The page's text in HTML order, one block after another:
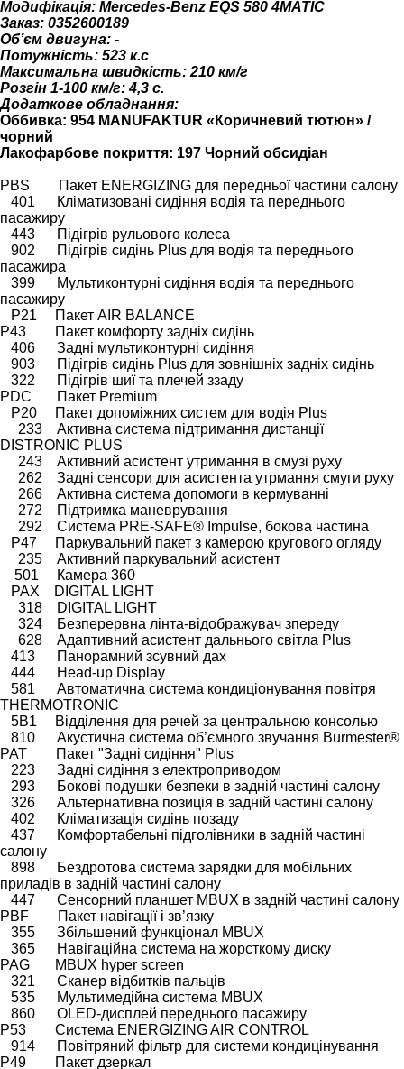
Модифікація: Mercedes-Benz EQS 580 4MATIC
Заказ: 0352600189
Об’єм двигуна: -
Потужність: 523 к.с
Максимальна швидкість: 210 км/г
Розгін 1-100 км/г: 4,3 с.
Додаткове обладнання:
Оббивка: 954 MANUFAKTUR «Коричневий тютюн» /
чорний
Лакофарбове покриття: 197 Чорний обсидіан
PBS Пакет ENERGIZING для передньої частини салону
401 Кліматизовані сидіння водія та переднього
пасажиру
443 Підігрів рульового колеса
902 Підігрів сидінь Plus для водія та переднього
пасажира
399 Мультиконтурні сидіння водія та переднього
пасажиру
P21 Пакет AIR BALANCE
P43 Пакет комфорту задніх сидінь
406 Задні мультиконтурні сидіння
903 Підігрів сидінь Plus для зовнішніх задніх сидінь
322 Підігрів шиї та плечей ззаду
PDC Пакет Premium
P20 Пакет допоміжних систем для водія Plus
233 Активна система підтримання дистанції
DISTRONIC PLUS
243 Активний асистент утримання в смузі руху
262 Задні сенсори для асистента утрмання смуги руху
266 Активна система допомоги в кермуванні
272 Підтримка маневрування
292 Система PRE-SAFE® Impulse, бокова частина
P47 Паркувальний пакет з камерою кругового огляду
235 Активний паркувальний асистент
501 Камера 360
PAX DIGITAL LIGHT
318 DIGITAL LIGHT
324 Безперервна лінта-відображувач зпереду
628 Адаптивний асистент дальнього світла Plus
413 Панорамний зсувний дах
444 Head-up Display
581 Автоматична система кондиціонування повітря
THERMOTRONIC
5B1 Відділення для речей за центральною консолью
810 Акустична система об’ємного звучання Burmester®
PAT Пакет "Задні сидіння" Plus
223 Задні сидіння з електроприводом
293 Бокові подушки безпеки в задній частині салону
326 Альтернативна позиція в задній частині салону
402 Кліматизація сидінь позаду
437 Комфортабельні підголівники в задній частині
салону
898 Бездротова система зарядки для мобільних
приладів в задній частині салону
447 Сенсорний планшет MBUX в задній частині салону
PBF Пакет навігації і зв’язку
355 Збільшений функціонал MBUX
365 Навігаційна система на жорсткому диску
PAG MBUX hyper screen
321 Сканер відбитків пальців
535 Мультимедійна система MBUX
860 OLED-дисплей переднього пасажиру
P53 Система ENERGIZING AIR CONTROL
914 Повітряний фільтр для системи кондицінування
P49 Пакет дзеркал